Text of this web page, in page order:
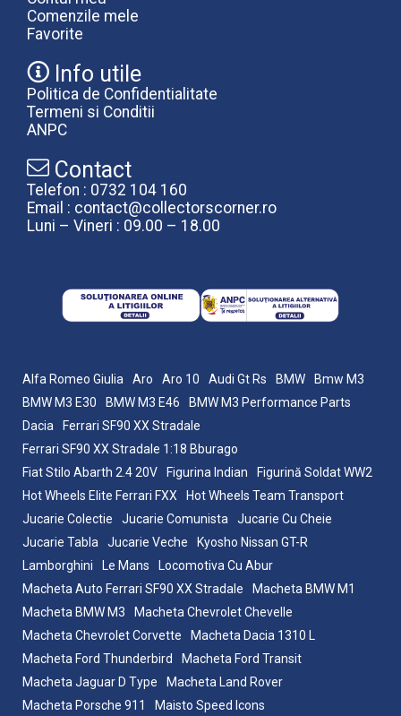
Comenzile mele
Favorite
Info utile
Politica de Confidentialitate
Termeni si Conditii
ANPC
Contact
Telefon : 0732 104 160
Email : contact@collectorscorner.ro
Luni – Vineri : 09.00 – 18.00
Alfa Romeo Giulia Aro Aro 10 Audi Gt Rs BMW
Bmw M3
BMW M3 E30
BMW M3 E46
BMW M3 Performance Parts
Dacia
Ferrari SF90 XX Stradale
Ferrari SF90 XX Stradale 1:18 Bburago
Fiat Stilo Abarth 2.4 20V
Figurina Indian
Figurină Soldat WW2
Hot Wheels Elite Ferrari FXX
Hot Wheels Team Transport
Jucarie Colectie
Jucarie Comunista
Jucarie Cu Cheie
Jucarie Tabla
Jucarie Veche
Kyosho Nissan GT-R
Lamborghini
Le Mans
Locomotiva Cu Abur
Macheta Auto Ferrari SF90 XX Stradale
Macheta BMW M1
Macheta BMW M3
Macheta Chevrolet Chevelle
Macheta Chevrolet Corvette
Macheta Dacia 1310 L
Macheta Ford Thunderbird
Macheta Ford Transit
Macheta Jaguar D Type
Macheta Land Rover
Macheta Porsche 911
Maisto Speed Icons